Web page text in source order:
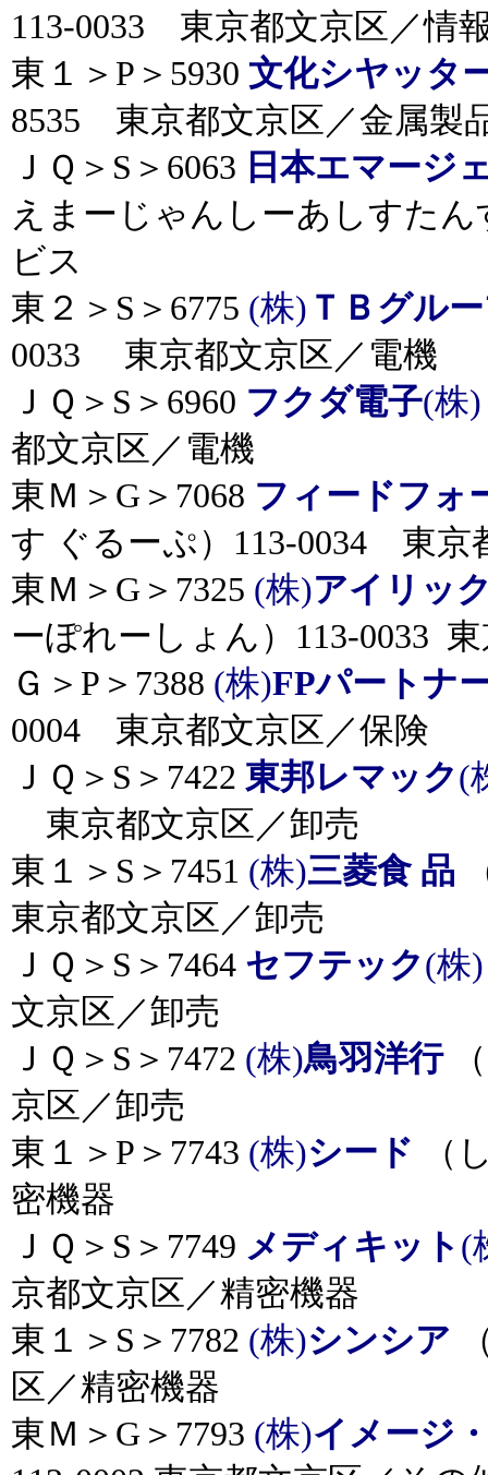
113-0033 東京都文京区／情
東１＞P＞5930 文化シヤッタ
8535 東京都文京区／金属製
ＪＱ＞S＞6063 日本エマージ
えまーじゃんしーあしすた
ビス
東２＞S＞6775 (株) ＴＢグル
0033 東京都文京区／電機
ＪＱ＞S＞6960 フクダ電子(株
都文京区／電機
東Ｍ＞G＞7068 フィードフォ
す ぐるーぷ）113-0034 東京
東Ｍ＞G＞7325 (株)アイリッ
ーぽれーしょん）113-0033
Ｇ＞P＞7388 (株)FPパートナ
0004 東京都文京区／保険
ＪＱ＞S＞7422 東邦レマック(
東京都文京区／卸売
東１＞S＞7451 (株)三菱食 品
東京都文京区／卸売
ＪＱ＞S＞7464 セフテック(株)
文京区／卸売
ＪＱ＞S＞7472 (株)鳥羽洋行（
京区／卸売
東１＞P＞7743 (株)シード
（
密機器
ＪＱ＞S＞7749 メディキット (
京都文京区／精密機器
東１＞S＞7782 (株)シンシア
区／精密機器
東Ｍ＞G＞7793 (株)イメージ